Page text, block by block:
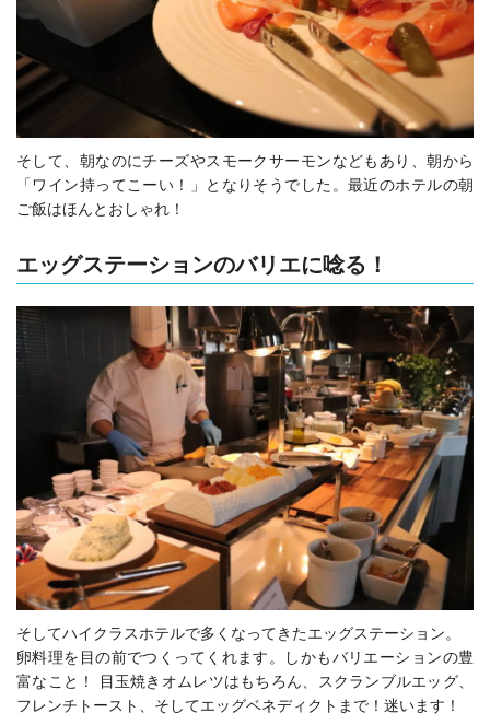
そして、朝なのにチーズやスモークサーモンなどもあり、朝から
「ワイン持ってこーい！」となりそうでした。最近のホテルの朝
ご飯はほんとおしゃれ！
エッグステーションのバリエに唸る！
そしてハイクラスホテルで多くなってきたエッグステーション。
卵料理を目の前でつくってくれます。しかもバリエーションの豊
富なこと！ 目玉焼きオムレツはもちろん、スクランブルエッグ、
フレンチトースト、そしてエッグベネディクトまで！迷います！